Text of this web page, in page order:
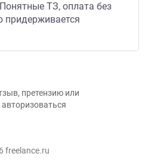
ТЗ, оплата без
придерживается
претензию или
freelance.ru